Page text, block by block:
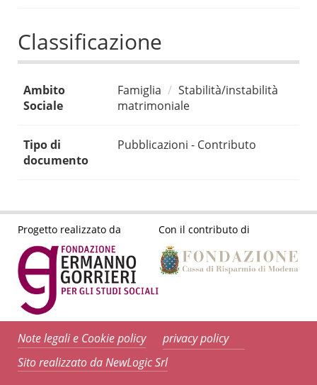
Classificazione
Ambito
Sociale
Famiglia
Stabilità/instabilità
matrimoniale
Tipo di
documento
Pubblicazioni - Contributo
Progetto realizzato da Con il contributo di
Note legali e Cookie policy
privacy policy
Sito realizzato da NewLogic Srl